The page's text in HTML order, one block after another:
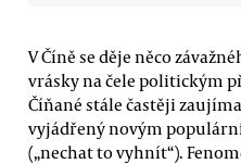
V Číně se děje něco
vrásky na čele politickým
Číňané stále častěji
vyjádřený novým
(„nechat to vyhnít“).